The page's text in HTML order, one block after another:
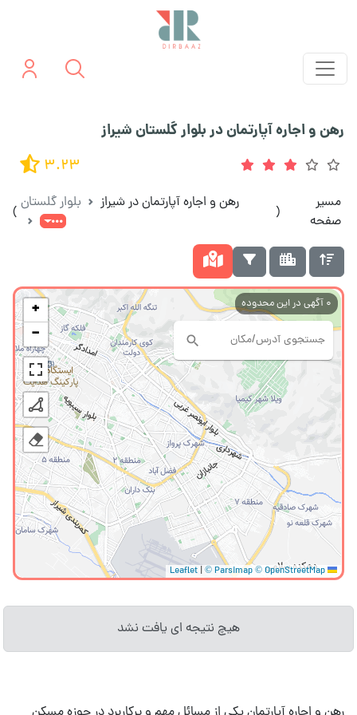
رهن و اجاره آپارتمان در بلوار گلستان شیراز
3.23
مسیر
صفحه
( بلوار گلستان رهن و اجاره آپارتمان در شیراز )
0 آگهی در این محدوده
+
−
|© Parsimap© OpenStreetMap
هیچ نتیجه ای یافت نشد